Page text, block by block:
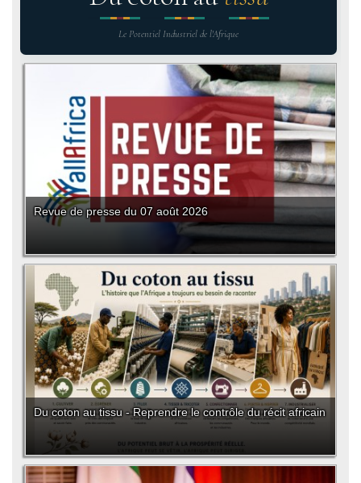
Le Potentiel Industriel de l'Afrique
Revue de presse du 07 août 2026
Du coton au tissu - Reprendre le contrôle du récit africain